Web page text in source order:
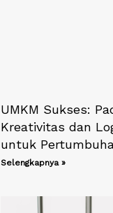
UMKM Sukses:
Kreativitas dan
untuk
Selengkapnya »